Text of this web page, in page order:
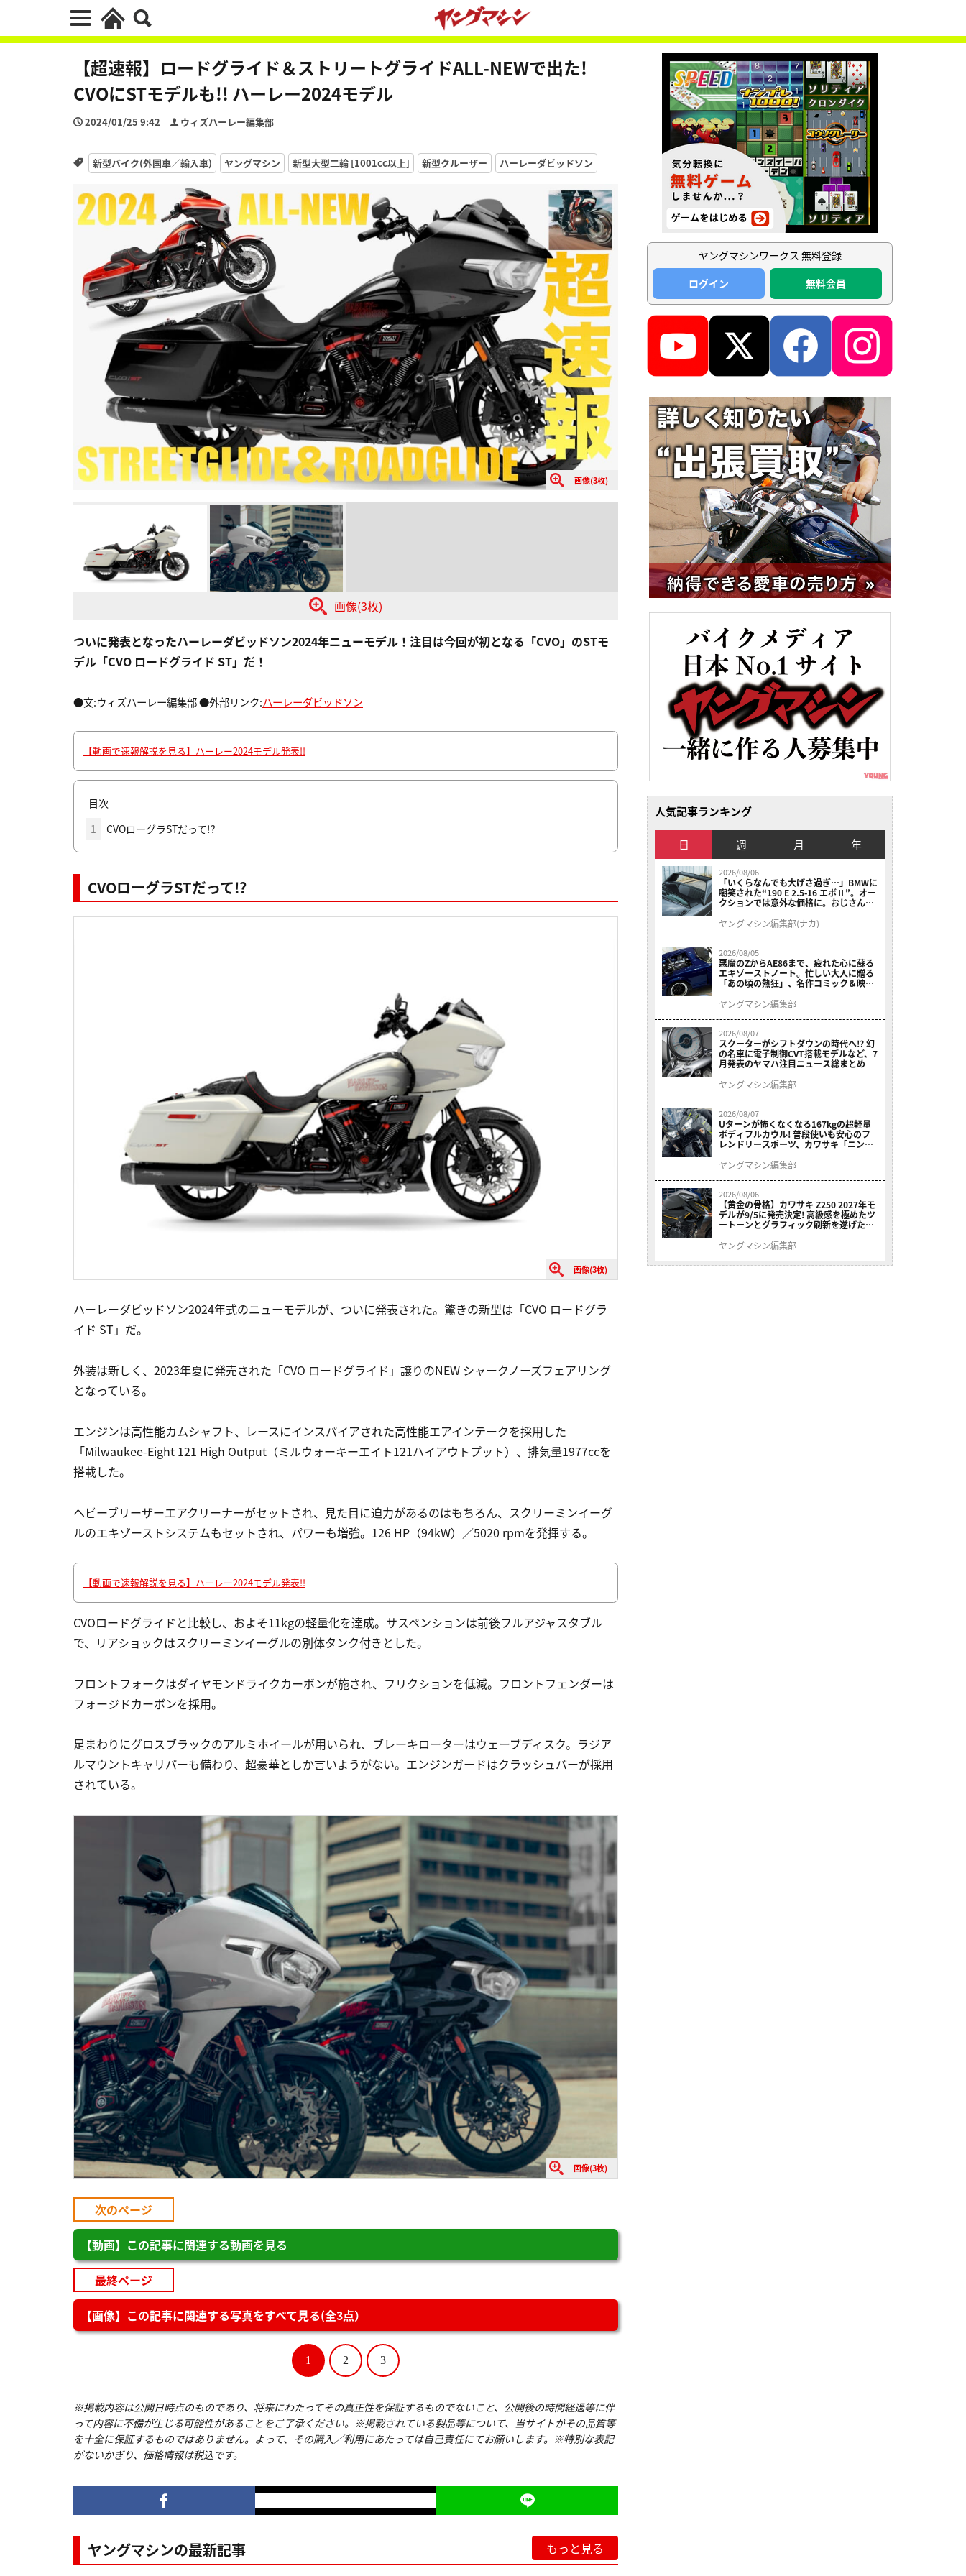
【超速報】ロードグライド＆ストリートグライドALL-NEWで出た!
CVOにSTモデルも!! ハーレー2024モデル
2024/01/25 9:42 ウィズハーレー編集部
新型バイク(外国車／輸入車) ヤングマシン 新型大型二輪 [1001cc以上] 新型クルーザー ハーレーダビッドソン
画像(3枚)
画像(3枚)
ついに発表となったハーレーダビッドソン2024年ニューモデル！注目は今回が初となる「CVO」のSTモ
デル「CVO ロードグライド ST」だ！
●文:ウィズハーレー編集部 ●外部リンク:ハーレーダビッドソン
【動画で速報解説を見る】ハーレー2024モデル発表!!
目次
1
CVOローグラSTだって!?
CVOローグラSTだって!?
画像(3枚)
ハーレーダビッドソン2024年式のニューモデルが、ついに発表された。驚きの新型は「CVO ロードグラ
イド ST」だ。
外装は新しく、2023年夏に発売された「CVO ロードグライド」譲りのNEW シャークノーズフェアリング
となっている。
エンジンは高性能カムシャフト、レースにインスパイアされた高性能エアインテークを採用した
「Milwaukee-Eight 121 High Output（ミルウォーキーエイト121ハイアウトプット）、排気量1977ccを
搭載した。
ヘビーブリーザーエアクリーナーがセットされ、見た目に迫力があるのはもちろん、スクリーミンイーグ
ルのエキゾーストシステムもセットされ、パワーも増強。126 HP（94kW）／5020 rpmを発揮する。
【動画で速報解説を見る】ハーレー2024モデル発表!!
CVOロードグライドと比較し、およそ11kgの軽量化を達成。サスペンションは前後フルアジャスタブル
で、リアショックはスクリーミンイーグルの別体タンク付きとした。
フロントフォークはダイヤモンドライクカーボンが施され、フリクションを低減。フロントフェンダーは
フォージドカーボンを採用。
足まわりにグロスブラックのアルミホイールが用いられ、ブレーキローターはウェーブディスク。ラジア
ルマウントキャリパーも備わり、超豪華としか言いようがない。エンジンガードはクラッシュバーが採用
されている。
画像(3枚)
次のページ
【動画】この記事に関連する動画を見る
最終ページ
【画像】この記事に関連する写真をすべて見る(全3点）
1 2 3
※掲載内容は公開日時点のものであり、将来にわたってその真正性を保証するものでないこと、公開後の時間経過等に伴
って内容に不備が生じる可能性があることをご了承ください。※掲載されている製品等について、当サイトがその品質等
を十全に保証するものではありません。よって、その購入／利用にあたっては自己責任にてお願いします。※特別な表記
がないかぎり、価格情報は税込です。
ヤングマシンの最新記事 もっと見る
ヤングマシンワークス 無料登録
ログイン
無料会員
人気記事ランキング
日 週 月 年
2026/08/06
「いくらなんでも大げさ過ぎ…」BMWに
嘲笑された“190 E 2.5-16 エボⅡ”。オー
クションでは意外な価格に。おじさん達
ヤングマシン編集部(ナカ)
2026/08/05
悪魔のZからAE86まで、疲れた心に蘇る
エキゾーストノート。忙しい大人に贈る
「あの頃の熱狂」、名作コミック＆映画
結！
ヤングマシン編集部
2026/08/07
スクーターがシフトダウンの時代へ!? 幻
の名車に電子制御CVT搭載モデルなど、7
月発表のヤマハ注目ニュース総まとめ
ヤングマシン編集部
2026/08/07
Uターンが怖くなくなる167kgの超軽量
ボディフルカウル! 普段使いも安心のフ
レンドリースポーツ、カワサキ「ニンジ
9/5発売
ヤングマシン編集部
2026/08/06
【黄金の骨格】カワサキ Z250 2027年モ
デルが9/5に発売決定! 高級感を極めたツ
ートーンとグラフィック刷新を遂げた本
ヤングマシン編集部